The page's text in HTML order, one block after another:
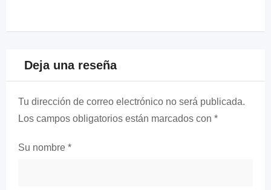
Deja una reseña
Tu dirección de correo electrónico no será publicada.
Los campos obligatorios están marcados con *
Su nombre *